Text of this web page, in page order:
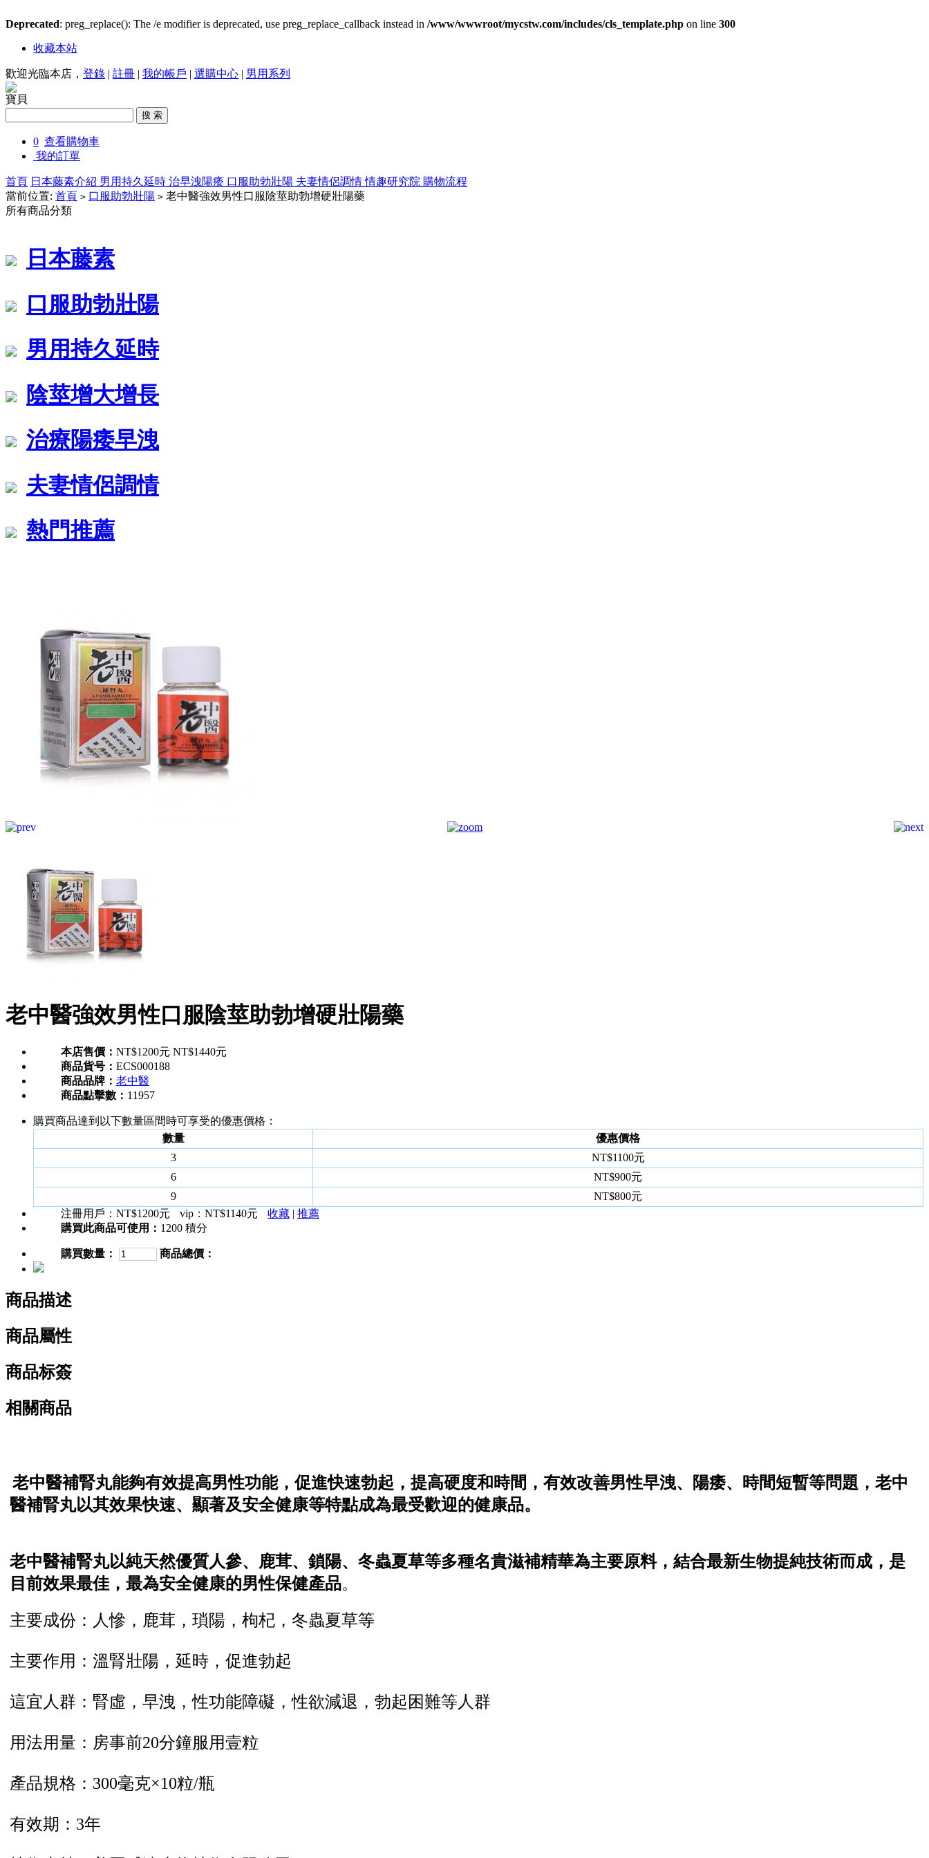
Deprecated: preg_replace(): The /e modifier is deprecated, use preg_replace_callback instead in /www/wwwroot/mycstw.com/includes/cls_template.php on line 300
收藏本站
歡迎光臨本店， 登錄 | 註冊 | 我的帳戶 | 選購中心 | 男用系列
寶貝
0 查看購物車
我的訂單
首頁 日本藤素介紹 男用持久延時 治早洩陽痿 口服助勃壯陽 夫妻情侶調情情趣研究院 購物流程
當前位置: 首頁 > 口服助勃壯陽 > 老中醫強效男性口服陰莖助勃增硬壯陽藥
所有商品分類
日本藤素
口服助勃壯陽
男用持久延時
陰莖增大增長
治療陽痿早洩
夫妻情侶調情
熱門推薦
老中醫強效男性口服陰莖助勃增硬壯陽藥
本店售價： NT$1200元 NT$1440元
商品貨号： ECS000188
商品品牌： 老中醫
商品點擊數： 11957
購買商品達到以下數量區間時可享受的優惠價格：
數量
優惠價格
3
NT$1100元
6
NT$900元
9
NT$800元
注冊用戶： NT$1200元 vip： NT$1140元 收藏 | 推薦
購買此商品可使用： 1200 積分
購買數量： 商品總價：
商品描述
商品屬性
商品标簽
相關商品
老中醫補腎丸能夠有效提高男性功能，促進快速勃起，提高硬度和時間，有效改善男性早洩、陽痿、時間短暫等問題，老中
醫補腎丸以其效果快速、顯著及安全健康等特點成為最受歡迎的健康品。
老中醫補腎丸以純天然優質人參、鹿茸、鎖陽、冬蟲夏草等多種名貴滋補精華為主要原料，結合最新生物提純技術而成，是
目前效果最佳，最為安全健康的男性保健產品。
主要成份：人慘，鹿茸，瑣陽，枸杞，冬蟲夏草等
主要作用：溫腎壯陽，延時，促進勃起
這宜人群：腎虛，早洩，性功能障礙，性欲減退，勃起困難等人群
用法用量：房事前20分鐘服用壹粒
產品規格：300毫克×10粒/瓶
有效期：3年